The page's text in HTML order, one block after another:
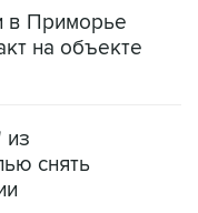
в Приморье
на объекте
из
снять